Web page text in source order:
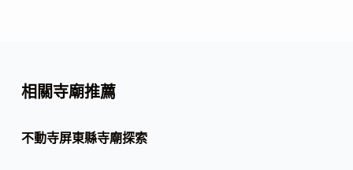
相關寺廟推薦
不動寺屏東縣寺廟探索